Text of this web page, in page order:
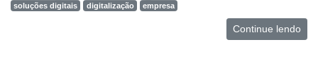
soluções digitais
digitalização empresa
Continue lendo